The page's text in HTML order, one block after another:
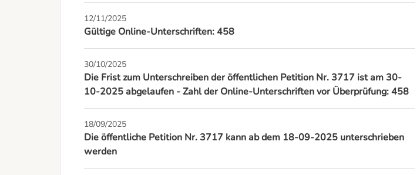
12/11/2025
Gültige Online-Unterschriften: 458
30/10/2025
Die Frist zum Unterschreiben der öffentlichen Petition Nr. 3717 ist am 30-
10-2025 abgelaufen - Zahl der Online-Unterschriften vor Überprüfung: 458
18/09/2025
Die öffentliche Petition Nr. 3717 kann ab dem 18-09-2025 unterschrieben
werden